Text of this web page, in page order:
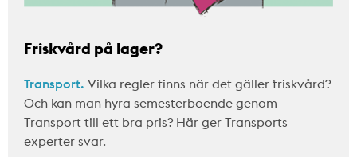
Friskvård på lager?
Transport. Vilka regler finns när det gäller friskvård?
Och kan man hyra semesterboende genom
Transport till ett bra pris? Här ger Transports
experter svar.